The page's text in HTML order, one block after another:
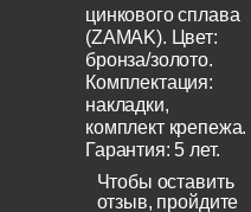
цинкового сплава
(ZAMAK). Цвет:
бронза/золото.
Комплектация:
накладки,
комплект крепежа.
Гарантия: 5 лет.
Чтобы оставить
отзыв, пройдите